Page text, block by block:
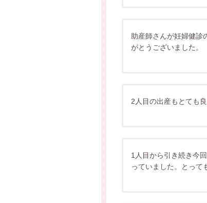
助産師さんが妊婦健診
がとうございました。
2人目の出産もとても
1人目から引き続き今
っていました。とっ